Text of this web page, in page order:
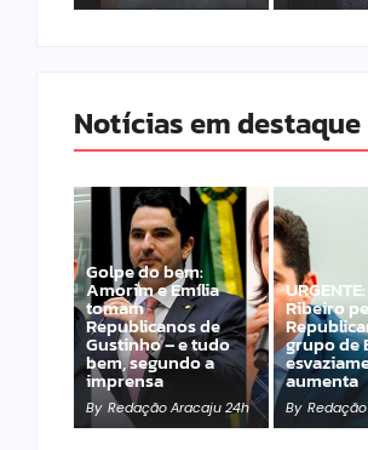
Notícias em destaque
Golpe do bem:
Amorim e Emília
tomam
Republicanos de
Gustinho – e tudo
bem, segundo a
imprensa
By Redação Aracaju 24h
Ribeiro
grupo de
aumenta
By